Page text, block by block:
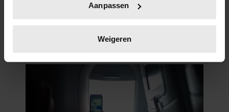
scannen op specifieke eigenschappen (fingerprinting)
verwerkt en stel uw voorkeuren in het
intrekken in de Cookieverklaring.
We gebruiken cookies om content en advertenties te
personaliseren, om functies voor social media te bieden
en om ons websiteverkeer te analyseren. Ook delen we
Aanpassen
Weigeren